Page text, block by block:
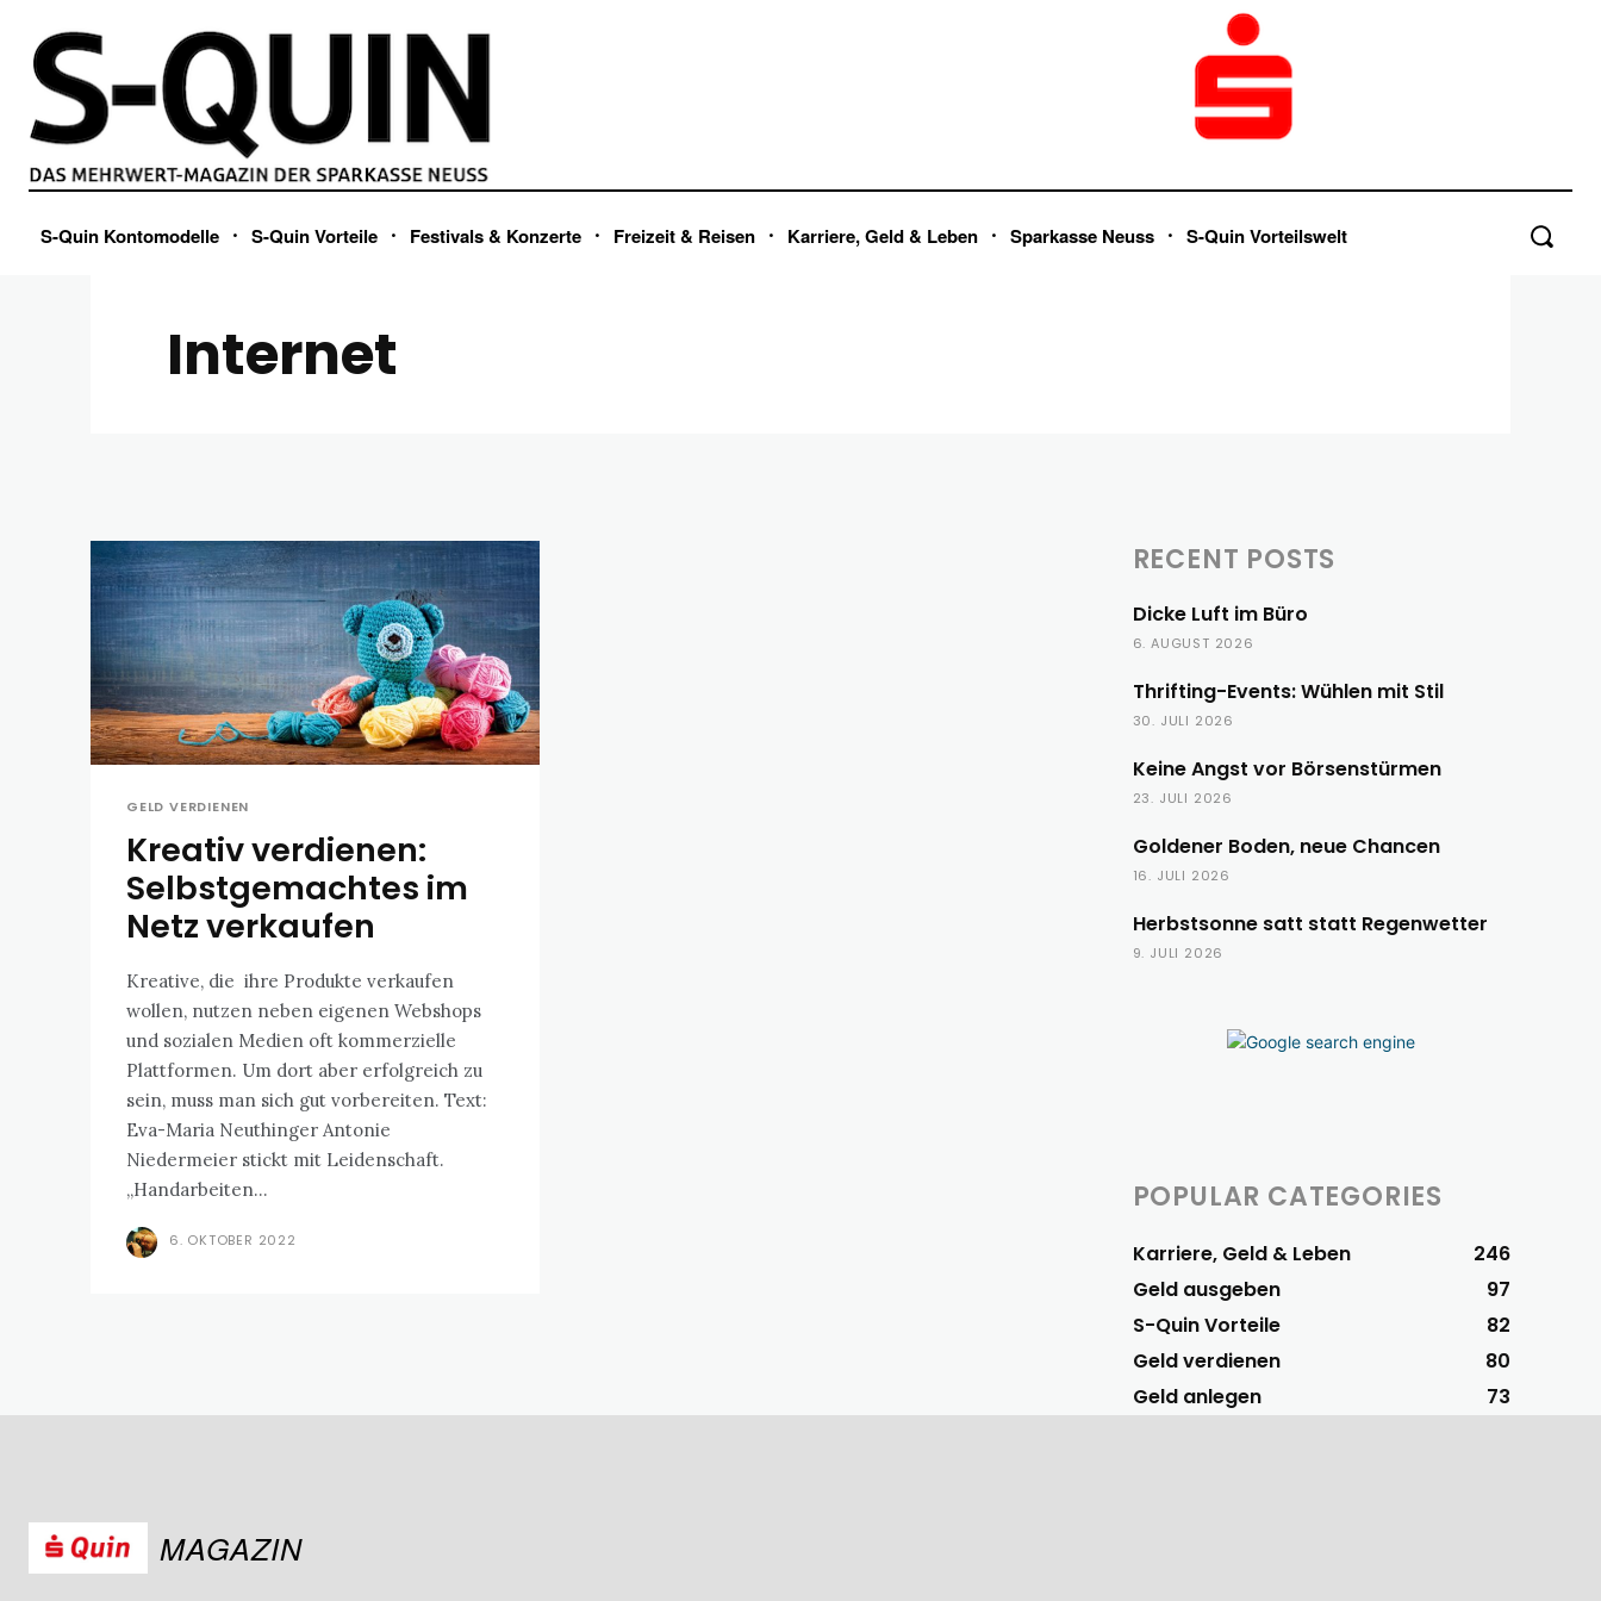
S-Quin Kontomodelle S-Quin Vorteile Festivals & Konzerte Freizeit & Reisen Karriere, Geld & Leben Sparkasse Neuss S-Quin Vorteilswelt
Internet
GELD VERDIENEN
Kreativ verdienen:
Selbstgemachtes im
Netz verkaufen
Kreative, die ihre Produkte verkaufen
wollen, nutzen neben eigenen Webshops
und sozialen Medien oft kommerzielle
Plattformen. Um dort aber erfolgreich zu
sein, muss man sich gut vorbereiten. Text:
Eva-Maria Neuthinger Antonie
Niedermeier stickt mit Leidenschaft.
„Handarbeiten...
6. OKTOBER 2022
RECENT POSTS
Dicke Luft im Büro
6. AUGUST 2026
Thrifting-Events: Wühlen mit Stil
30. JULI 2026
Keine Angst vor Börsenstürmen
23. JULI 2026
Goldener Boden, neue Chancen
16. JULI 2026
Herbstsonne satt statt Regenwetter
9. JULI 2026
POPULAR CATEGORIES
Karriere, Geld & Leben
246
Geld ausgeben
97
S-Quin Vorteile
82
Geld verdienen
80
Geld anlegen
73
MAGAZIN